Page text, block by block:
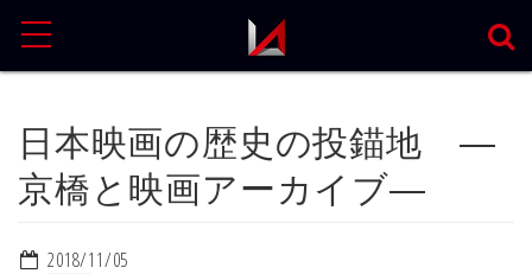
MENU
日本映画の歴史の投錨地 ―
京橋と映画アーカイブ―
2018/11/05